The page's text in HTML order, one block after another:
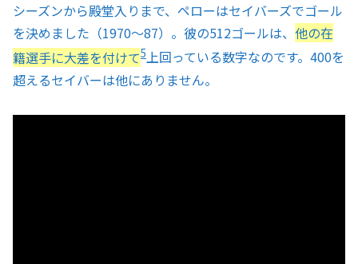
シーズンから殿堂入りまで、ペローはセイバーズでゴール
を決めました（1970〜87）。彼の512ゴールは、 他の在
籍選手に大差を付けて5上回っている数字なのです。400を
超えるセイバーは他にありません。